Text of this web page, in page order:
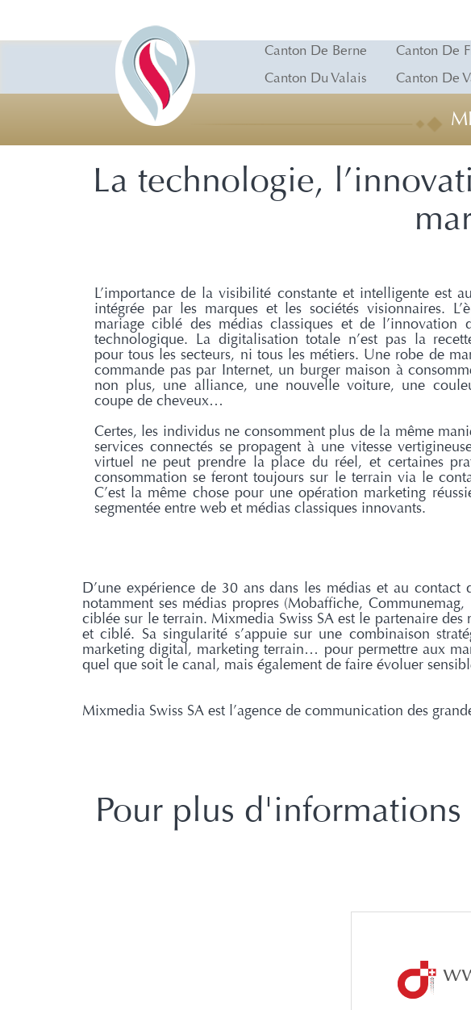
Canton De Berne Canton De
Canton Du Valais
Canton De
La technologie,
L’importance de la visibilité constante et intelligente est
intégrée par les marques et les sociétés visionnaires.
mariage ciblé des médias classiques et de l’innovation
technologique. La digitalisation totale n’est pas la
pour tous les secteurs, ni tous les métiers. Une robe de
commande pas par Internet, un burger maison à
non plus, une alliance, une nouvelle voiture, une
coupe de cheveux…
Certes, les individus ne consomment plus de la même
services connectés se propagent à une vitesse
virtuel ne peut prendre la place du réel, et certaines
consommation se feront toujours sur le terrain via le
C’est la même chose pour une opération marketing
segmentée entre web et médias classiques innovants.
D’une expérience de 30 ans dans les médias et au
notamment ses médias propres (Mobaffiche,
ciblée sur le terrain. Mixmedia Swiss SA est le partenaire
et ciblé. Sa singularité s’appuie sur une combinaison
marketing digital, marketing terrain… pour permettre aux
quel que soit le canal, mais également de faire évoluer
Mixmedia Swiss SA est l’agence de communication des
Pour plus